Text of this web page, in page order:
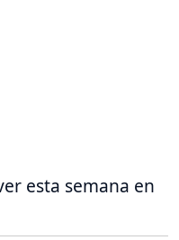
esta semana en